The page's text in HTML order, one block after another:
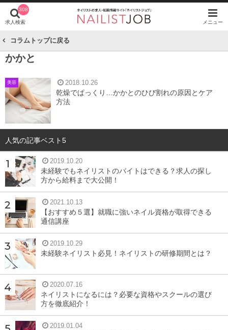
308
求人検索 メニュー
コラムトップに戻る
かかと
美容 2018.10.26
乾燥でぱっくり…かかとのひび割れの原因とケア
方法
人気の記事ベスト5
2019.10.20
未経験でもネイリストのバイトはできる？求人の探し
方から給料まで大公開！
2021.10.13
【おすすめ５選】就職に強いネイル資格が取得できる
通信講座
2019.10.29
未経験ネイリスト必見！ネイリストの研修期間とは？
2020.07.16
ネイリストになるには？必要な資格やスクールの選び
方を徹底紹介！
2019.01.04